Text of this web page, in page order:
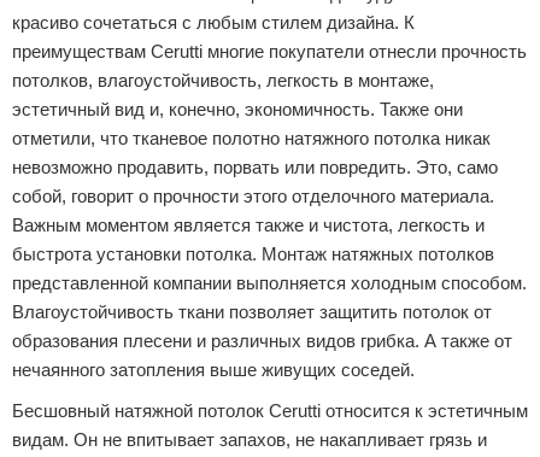
красиво сочетаться с любым стилем дизайна. К
преимуществам Cerutti многие покупатели отнесли прочность
потолков, влагоустойчивость, легкость в монтаже,
эстетичный вид и, конечно, экономичность. Также они
отметили, что тканевое полотно натяжного потолка никак
невозможно продавить, порвать или повредить. Это, само
собой, говорит о прочности этого отделочного материала.
Важным моментом является также и чистота, легкость и
быстрота установки потолка. Монтаж натяжных потолков
представленной компании выполняется холодным способом.
Влагоустойчивость ткани позволяет защитить потолок от
образования плесени и различных видов грибка. А также от
нечаянного затопления выше живущих соседей.
Бесшовный натяжной потолок Cerutti относится к эстетичным
видам. Он не впитывает запахов, не накапливает грязь и